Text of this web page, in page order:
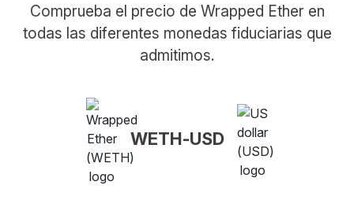
Comprueba el precio de Wrapped Ether en
todas las diferentes monedas fiduciarias que
admitimos.
WETH-USD